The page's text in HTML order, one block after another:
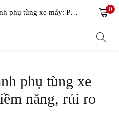
Có nên kinh doanh phụ tùng xe máy: Phân tích tiềm năng, rủi ro thị trường 0
phụ tùng xe
năng, rủi ro